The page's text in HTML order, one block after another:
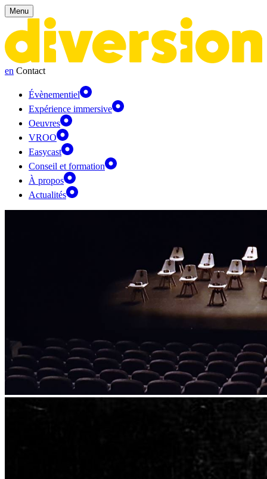
Panneau de gestion des cookies
Menu
en Contact
Évènementiel
Expérience immersive
Oeuvres
VROO
Easycast
Conseil et formation
À propos
Actualités